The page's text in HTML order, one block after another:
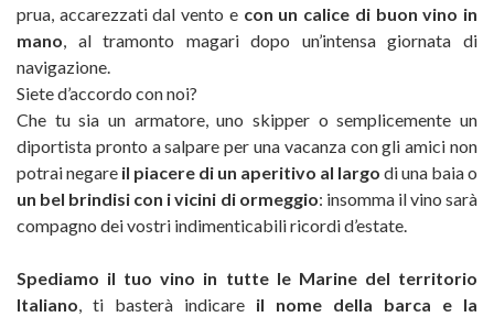
prua, accarezzati dal vento e con un calice di buon vino in
mano, al tramonto magari dopo un’intensa giornata di
navigazione.
Siete d’accordo con noi?
Che tu sia un armatore, uno skipper o semplicemente un
diportista pronto a salpare per una vacanza con gli amici non
potrai negare il piacere di un aperitivo al largo di una baia o
un bel brindisi con i vicini di ormeggio: insomma il vino sarà
compagno dei vostri indimenticabili ricordi d’estate.
Spediamo il tuo vino in tutte le Marine del territorio
Italiano, ti basterà indicare il nome della barca e la